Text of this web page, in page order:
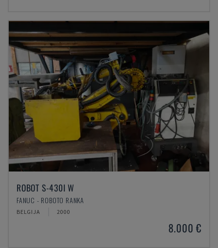
ROBOT S-430I W
FANUC - ROBOTO RANKA
BELGIJA 2000
8.000 €